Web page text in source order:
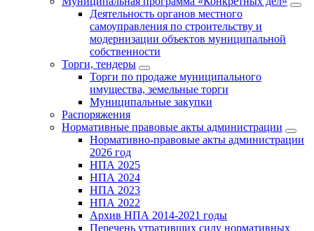
Деятельность органов местного
самоуправления по строительству и
модернизации объектов муниципальной
собственности
Торги, тендеры
Торги по продаже муниципального
имущества, земельные торги
Муниципальные закупки
Распоряжения
Нормативные правовые акты администрации
Нормативно-правовые акты администрации
2026 год
НПА 2025
НПА 2024
НПА 2023
НПА 2022
Архив НПА 2014-2021 годы
Перечень утративших силу нормативных